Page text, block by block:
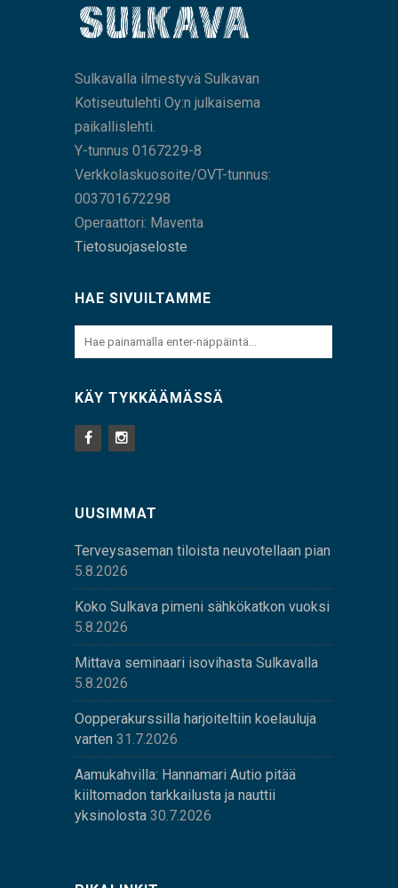
Sulkavalla ilmestyvä Sulkavan
Kotiseutulehti Oy:n julkaisema
paikallislehti.
Y-tunnus 0167229-8
Verkkolaskuosoite/OVT-tunnus:
003701672298
Operaattori: Maventa
Tietosuojaseloste
HAE SIVUILTAMME
KÄY TYKKÄÄMÄSSÄ
UUSIMMAT
Terveysaseman tiloista neuvotellaan pian
5.8.2026
Koko Sulkava pimeni sähkökatkon vuoksi
5.8.2026
Mittava seminaari isovihasta Sulkavalla
5.8.2026
Oopperakurssilla harjoiteltiin koelauluja
varten 31.7.2026
Aamukahvilla: Hannamari Autio pitää
kiiltomadon tarkkailusta ja nauttii
yksinolosta 30.7.2026